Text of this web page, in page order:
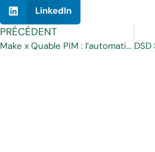
LinkedIn
PRÉCÉDENT
Make x Quable PIM : l’automatisation sans limites